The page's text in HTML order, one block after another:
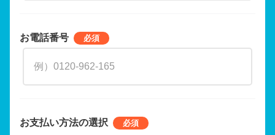
お電話番号
お支払い方法の選択